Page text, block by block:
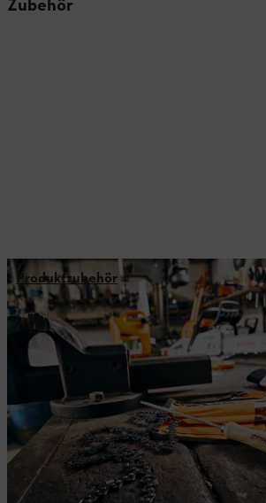
Zubehör
Produktzubehör